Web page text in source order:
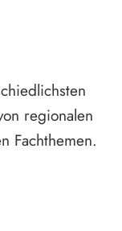
regionalen
Fachthemen.